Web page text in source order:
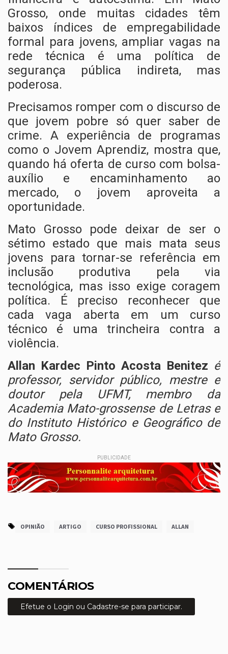
Grosso, onde muitas cidades têm
baixos índices de empregabilidade
formal para jovens, ampliar vagas na
rede técnica é uma política de
segurança pública indireta, mas
poderosa.
Precisamos romper com o discurso de
que jovem pobre só quer saber de
crime. A experiência de programas
como o Jovem Aprendiz, mostra que,
quando há oferta de curso com bolsa-
auxílio e encaminhamento ao
mercado, o jovem aproveita a
oportunidade.
Mato Grosso pode deixar de ser o
sétimo estado que mais mata seus
jovens para tornar-se referência em
inclusão produtiva pela via
tecnológica, mas isso exige coragem
política. É preciso reconhecer que
cada vaga aberta em um curso
técnico é uma trincheira contra a
violência.
Allan Kardec Pinto Acosta Benitez é
professor, servidor público, mestre e
doutor pela UFMT, membro da
Academia Mato-grossense de Letras e
do Instituto Histórico e Geográfico de
Mato Grosso.
PUBLICIDADE
OPINIÃO ARTIGO CURSO PROFISSIONAL ALLAN
COMENTÁRIOS
Efetue o Login ou Cadastre-se para participar.